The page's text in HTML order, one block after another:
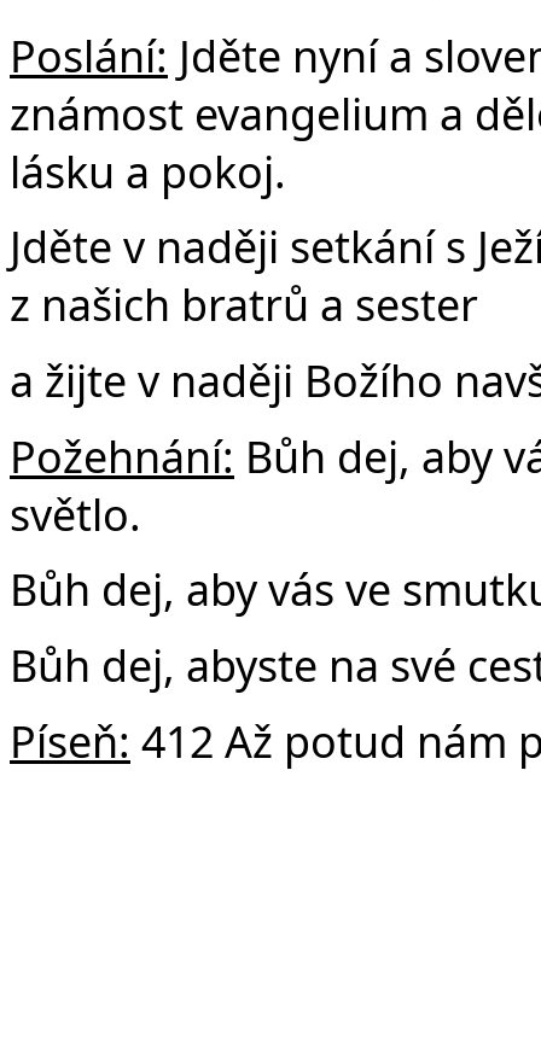
Poslání: Jděte nyní a
známost evangelium a
lásku a pokoj.
Jděte v naději setkání s
z našich bratrů a sester
a žijte v naději Božího
Požehnání: Bůh dej, aby
světlo.
Bůh dej, aby vás ve
Bůh dej, abyste na své
Píseň: 412 Až potud nám